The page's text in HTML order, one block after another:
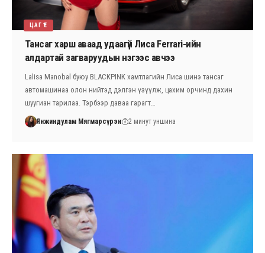
ЦАГ ҮЕ
Тансаг харш аваад удаагүй Лиса Ferrari-ийн
алдартай загваруудын нэгээс авчээ
Lalisa Manobal буюу BLACKPINK хамтлагийн Лиса шинэ тансаг
автомашинаа олон нийтэд дэлгэн үзүүлж, цахим орчинд дахин
шуугиан тарилаа. Тэрбээр даваа гарагт…
Янжиндулам Мягмарсүрэн 2 минут уншина